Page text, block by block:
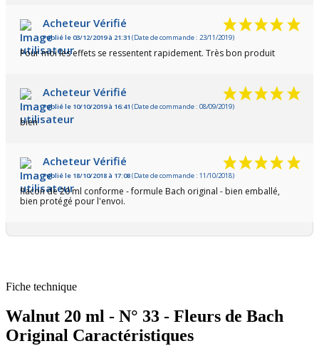
Acheteur Vérifié
Publié le 03/12/2019 à 21:31 (Date de commande : 23/11/2019)
Pour moi les effets se ressentent rapidement. Très bon produit
Acheteur Vérifié
Publié le 10/10/2019 à 16:41 (Date de commande : 08/09/2019)
bien
Acheteur Vérifié
Publié le 18/10/2018 à 17:08(Date de commande : 11/10/2018)
flacon de 20 ml conforme - formule Bach original - bien emballé,
bien protégé pour l'envoi.
Fiche technique
Walnut 20 ml - N° 33 - Fleurs de Bach
Original Caractéristiques